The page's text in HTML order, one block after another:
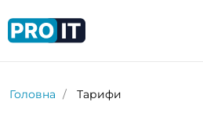
Головна Тарифи